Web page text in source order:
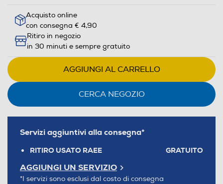
Acquisto online
con consegna € 4,90
Ritiro in negozio
in 30 minuti e sempre gratuito
AGGIUNGI AL CARRELLO
CERCA NEGOZIO
Servizi aggiuntivi alla consegna*
RITIRO USATO RAEE GRATUITO
AGGIUNGI UN SERVIZIO
*I servizi sono esclusi dal costo di consegna